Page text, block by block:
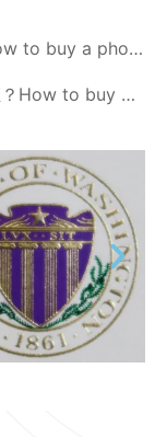
怎样购买U of R毕业证， How to buy a phony UofR diploma？
如何办理罗汉普顿大学毕业证？How to buy a Roehampton U diploma in 2024?